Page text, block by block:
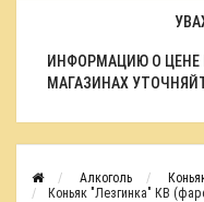
ИНФОРМАЦИЮ О ЦЕНЕ
МАГАЗИНАХ
Алкоголь
Коньяк "Лезгинка" КВ